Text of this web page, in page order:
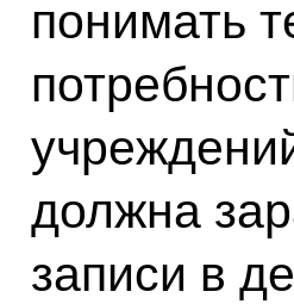
понимать
должна
записи в